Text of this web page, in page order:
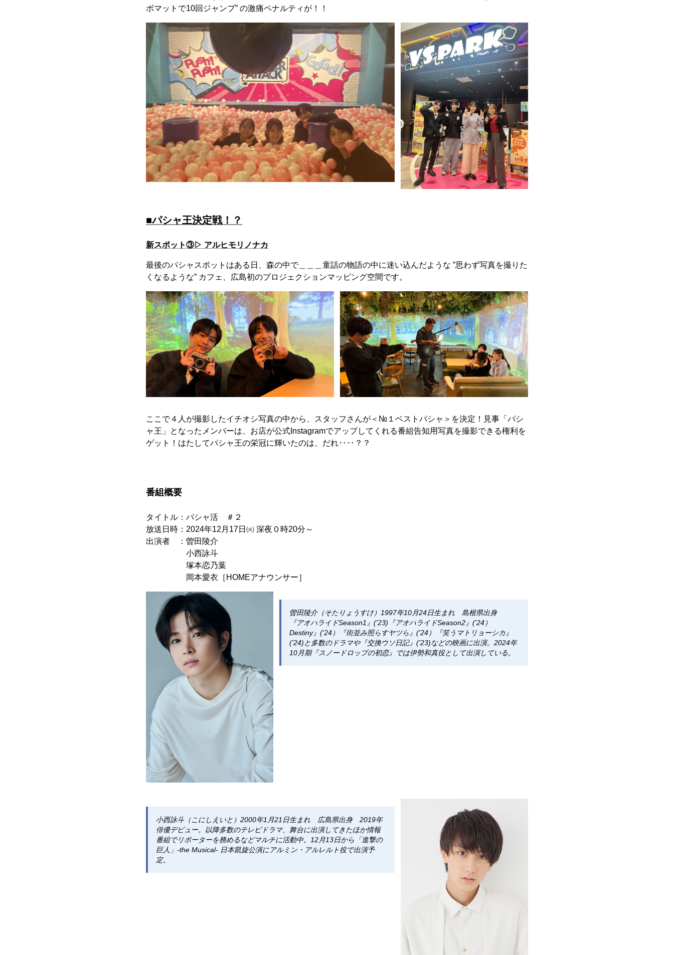
ボマットで10回ジャンプ” の激痛ペナルティが！！
■パシャ王決定戦！？
新スポット③▷ アルヒモリノナカ
最後のパシャスポットはある日、森の中で＿＿＿童話の物語の中に迷い込んだような ”思わず写真を撮りた
くなるような” カフェ、広島初のプロジェクションマッピング空間です。
ここで４人が撮影したイチオシ写真の中から、スタッフさんが＜№１ベストパシャ＞を決定！見事「パシ
ャ王」となったメンバーは、お店が公式Instagramでアップしてくれる番組告知用写真を撮影できる権利を
ゲット！はたしてパシャ王の栄冠に輝いたのは、だれ‥‥？？
番組概要
タイトル：パシャ活 ＃２
放送日時：2024年12月17日㈫ 深夜０時20分～
出演者 ：曽田陵介
小西詠斗
塚本恋乃葉
岡本愛衣［HOMEアナウンサー］
曽田陵介（そたりょうすけ）1997年10月24日生まれ 島根県出身
『アオハライドSeason1』('23)『アオハライドSeason2』('24）
Destiny』('24）『街並み照らすヤツら』('24）『笑うマトリョーシカ』
(’24)と多数のドラマや『交換ウソ日記』('23)などの映画に出演。2024年
10月期『スノードロップの初恋』では伊勢和真役として出演している。
小西詠斗（こにしえいと）2000年1月21日生まれ 広島県出身 2019年
俳優デビュー。以降多数のテレビドラマ、舞台に出演してきたほか情報
番組でリポーターを務めるなどマルチに活動中。12月13日から「進撃の
巨人」-the Musical- 日本凱旋公演にアルミン・アルレルト役で出演予
定。